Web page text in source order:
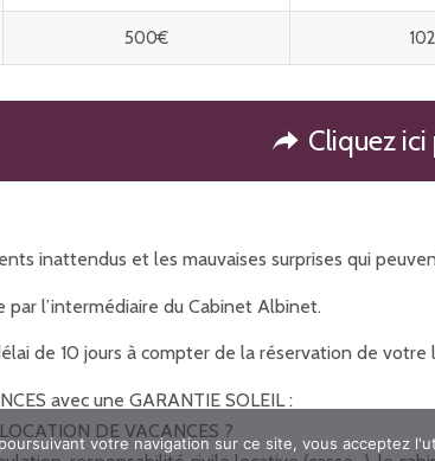
500€
Cliquez ici
inattendus et les mauvaises surprises qui
l’intermédiaire du Cabinet Albinet.
de 10 jours à compter de la réservation de votre
avec une GARANTIE SOLEIL :
DE VACANCES ?
votre navigation sur ce site, vous acceptez